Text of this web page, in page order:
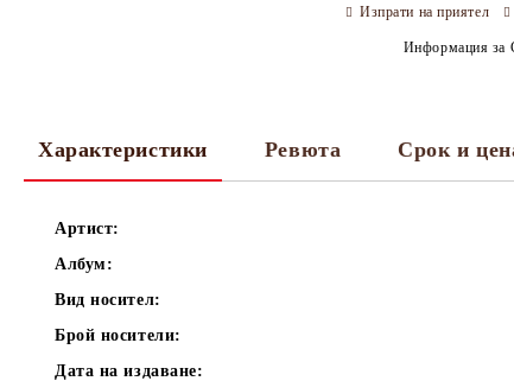
Изпрати на приятел
Информация за
Характеристики Ревюта Срок и
Артист:
Албум:
Вид носител:
Брой носители:
Дата на издаване: